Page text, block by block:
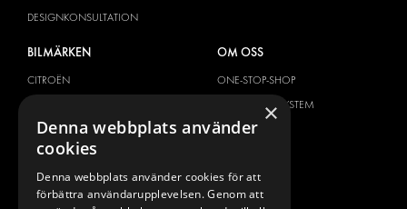
DESIGNKONSULTATION
BILMÄRKEN
CITROËN
FIAT
FORD
HYUNDAI
IVECO
OM OSS
ONE-STOP-SHOP
OM MODUL-SYSTEM
BROSCHYRER
NYHETER
×
Denna webbplats använder
cookies
Denna webbplats använder cookies för att
förbättra användarupplevelsen. Genom att